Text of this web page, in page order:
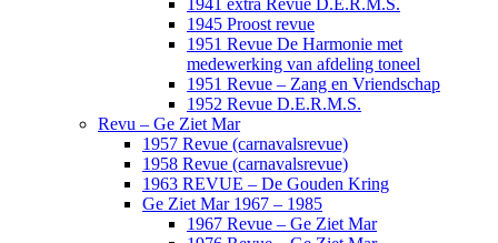
1945 Proost revue
1951 Revue De Harmonie met
medewerking van afdeling toneel
1951 Revue – Zang en Vriendschap
1952 Revue D.E.R.M.S.
Revu – Ge Ziet Mar
1957 Revue (carnavalsrevue)
1958 Revue (carnavalsrevue)
1963 REVUE – De Gouden Kring
Ge Ziet Mar 1967 – 1985
1967 Revue – Ge Ziet Mar